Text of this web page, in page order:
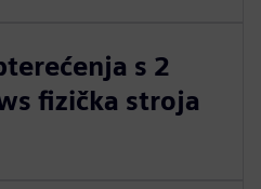
s 2
fizička stroja